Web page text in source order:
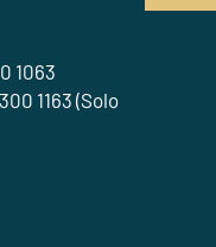
1063
1163 (Solo